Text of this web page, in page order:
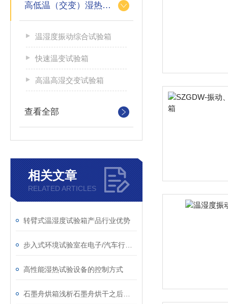
高低温（交变）湿热试验箱
温湿度振动综合试验箱
快速温变试验箱
高温高湿交变试验箱
查看全部
相关文章
RELATED ARTICLES
转臂式温湿度试验箱产品行业优势
高性能湿热试验设备的控制方式